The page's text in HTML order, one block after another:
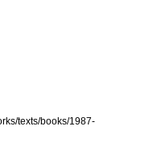
texts/books/1987-